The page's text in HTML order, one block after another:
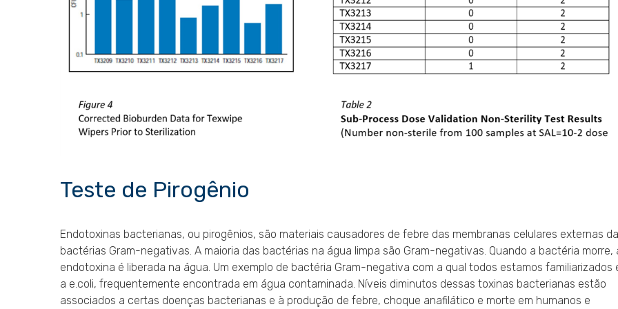
Teste de Pirogênio
Endotoxinas bacterianas, ou pirogênios, são materiais causadores de febre das membranas celulares externas
bactérias Gram-negativas. A maioria das bactérias na água limpa são Gram-negativas. Quando a bactéria morre,
endotoxina é liberada na água. Um exemplo de bactéria Gram-negativa com a qual todos estamos familiarizados
a e.coli, frequentemente encontrada em água contaminada. Níveis diminutos dessas toxinas bacterianas estão
associados a certas doenças bacterianas e à produção de febre, choque anafilático e morte em humanos e